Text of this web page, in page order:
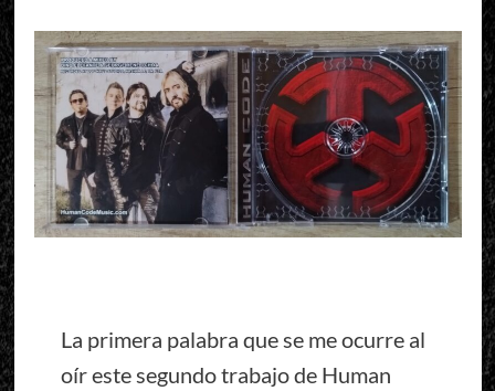
La primera palabra que se me ocurre al
oír este segundo trabajo de Human